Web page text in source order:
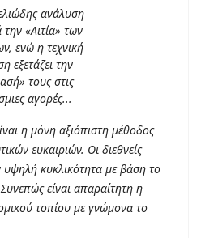
η μόνη αξιόπιστη μέθοδος
ευκαιριών. Οι διεθνείς
κυκλικότητα με βάση το
είναι απαραίτητη η
τοπίου με γνώμονα το